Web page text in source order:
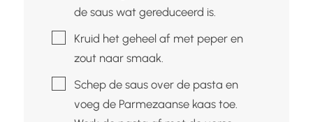
de saus wat gereduceerd is.
▢Kruid het geheel af met peper en
zout naar smaak.
▢Schep de saus over de pasta en
voeg de Parmezaanse kaas toe.